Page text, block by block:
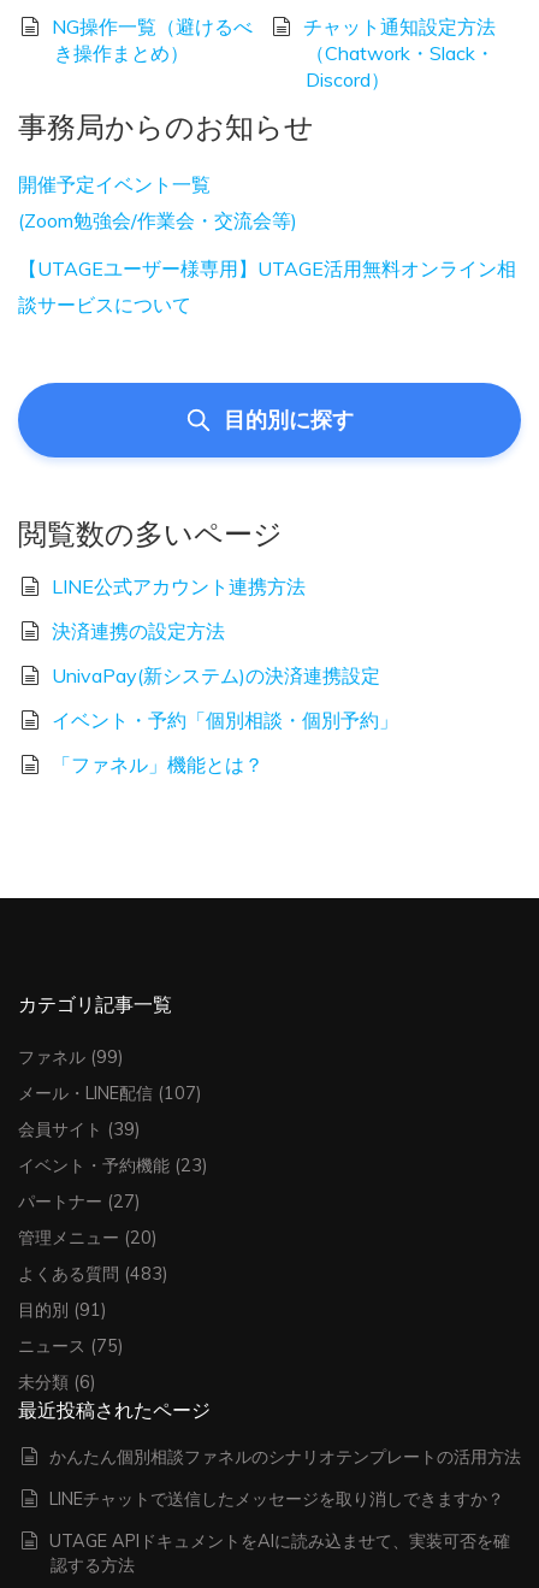
NG操作一覧（避けるべ
き操作まとめ）
チャット通知設定方法
（Chatwork・Slack・
Discord）
事務局からのお知らせ
開催予定イベント一覧
(Zoom勉強会/作業会・交流会等)
【UTAGEユーザー様専用】UTAGE活用無料オンライン相
談サービスについて
目的別に探す
閲覧数の多いページ
LINE公式アカウント連携方法
決済連携の設定方法
UnivaPay(新システム)の決済連携設定
イベント・予約「個別相談・個別予約」
「ファネル」機能とは？
カテゴリ記事一覧
ファネル (99)
メール・LINE配信 (107)
会員サイト (39)
イベント・予約機能 (23)
パートナー (27)
管理メニュー (20)
よくある質問 (483)
目的別 (91)
ニュース (75)
未分類 (6)
最近投稿されたページ
かんたん個別相談ファネルのシナリオテンプレートの活用方法
LINEチャットで送信したメッセージを取り消しできますか？
UTAGE APIドキュメントをAIに読み込ませて、実装可否を確
認する方法